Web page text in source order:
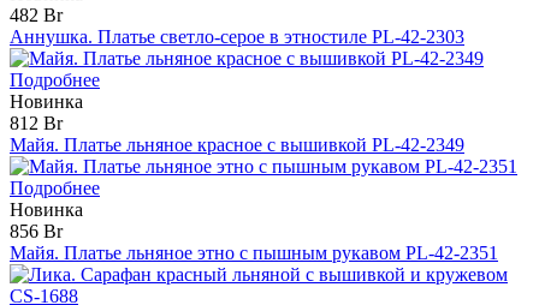
482 Br
Аннушка. Платье светло-серое в этностиле PL-42-2303
Подробнее
Новинка
812 Br
Майя. Платье льняное красное с вышивкой PL-42-2349
Подробнее
Новинка
856 Br
Майя. Платье льняное этно с пышным рукавом PL-42-2351